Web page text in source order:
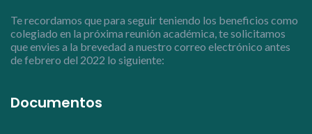
Te recordamos que para seguir teniendo los beneficios como
colegiado en la próxima reunión académica, te solicitamos
que envies a la brevedad a nuestro correo electrónico antes
de febrero del 2022 lo siguiente:
Documentos